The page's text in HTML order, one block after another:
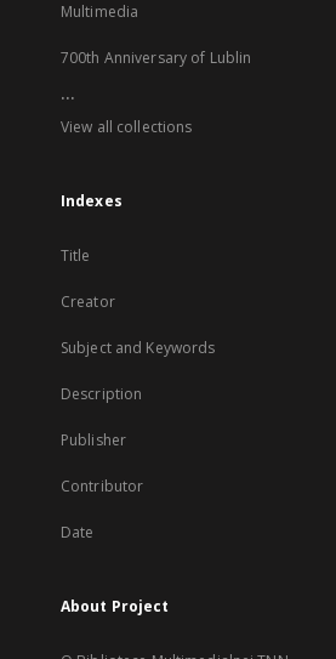
Multimedia
700th Anniversary of Lublin
...
View all collections
Indexes
Title
Creator
Subject and Keywords
Description
Publisher
Contributor
Date
About Project